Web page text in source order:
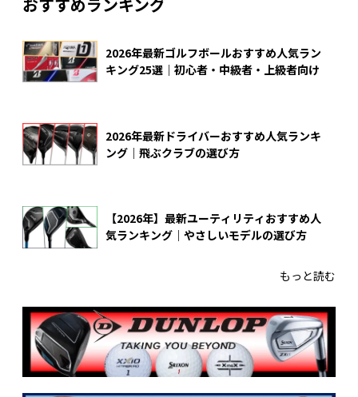
2026年最新ゴルフボールおすすめ人気ラン
キング25選｜初心者・中級者・上級者向け
2026年最新ドライバーおすすめ人気ランキ
ング｜飛ぶクラブの選び方
【2026年】最新ユーティリティおすすめ人
気ランキング｜やさしいモデルの選び方
もっと読む